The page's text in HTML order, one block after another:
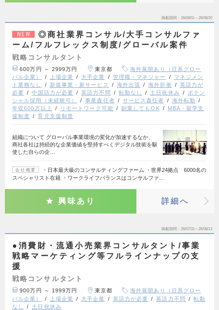
掲載期間 26/08/01～26/08/20
NEW
◎商社業界コンサル/大手コンサルファ
ーム/フルフレックス制度/グローバル案件
戦略コンサルタント
600万円 ～ 2999万円 東京都
海外展開あり（日系グロー
バル企業）
上場企業 大手企業 管理職・マネジャー
マネジメン
ト業務なし
新規事業・新サービス 海外出張 海外折衝
英語力が
必要
中国語力が必要 英語力不問 転勤なし 土日祝休み
ポテン
シャル採用（未経験可）
事業責任者 サービス責任者
海外転勤
年収600万以上
リモートワーク可能 副業してもOK
MBA・留学支
援制度
育児支援制度
組織について グローバル事業環境の変化が加速するなか、
商社各社は持続的な企業価値を堅持すべくデジタル技術を駆
使した自らの企…
会社概要
・日本最大級のコンサルティングファーム ・世界24拠点 6000名の
スペシャリスト在籍 ・ワークライフバランスはコンサルファ…
興味あり 詳細へ
掲載期間 26/07/31～26/08/13
●消費財・流通小売業界コンサルタント/事業
戦略マーケティング等フルラインナップの支
援
戦略コンサルタント
900万円 ～ 1999万円 東京都
海外展開あり（日系グロー
バル企業）
上場企業 大手企業 英語力が必要 英語力不問
転勤
なし
土日祝休み